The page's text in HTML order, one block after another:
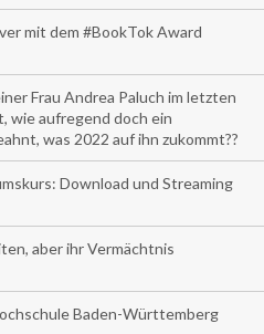
mit dem #BookTok Award
Frau Andrea Paluch im letzten
wie aufregend doch ein
was 2022 auf ihn zukommt??
Download und Streaming
aber ihr Vermächtnis
Baden-Württemberg